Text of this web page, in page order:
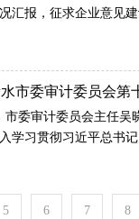
汇报，征求企业意见
市委审计委员会第
市委审计委员会主任吴
学习贯彻习近平总书
5 6 7 8